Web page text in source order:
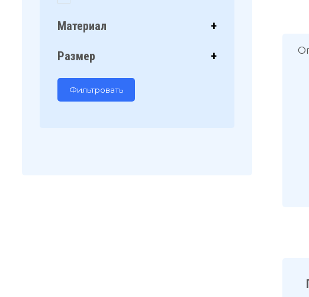
Материал +
Размер +
Фильтровать